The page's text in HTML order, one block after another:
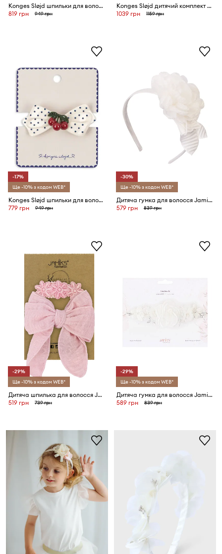
Konges Sløjd шпильки для волосся дитячі GRAPE HAIR CLIP
819 грн
949 грн
Konges Sløjd дитячий комплект прикрас PEARLY CHERRY NECKLACE AND BRACELET SET
1039 грн
1159 грн
-17%
Ще -10% з кодом WEB*
Konges Sløjd шпильки для волосся дитячі CHERRY DOT HAIR CLIP
779 грн
949 грн
-30%
Ще -10% з кодом WEB*
Дитяча гумка для волосся Jamiks EZRA
579 грн
839 грн
-29%
Ще -10% з кодом WEB*
Дитяча шпилька для волосся Jamiks MILOA 2-pack
519 грн
739 грн
-29%
Ще -10% з кодом WEB*
Дитяча гумка для волосся Jamiks CATHERINE
589 грн
839 грн